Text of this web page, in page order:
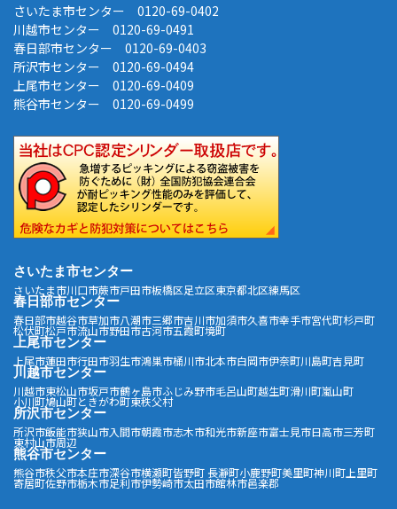
さいたま市センター 0120-69-0402
川越市センター 0120-69-0491
春日部市センター 0120-69-0403
所沢市センター 0120-69-0494
上尾市センター 0120-69-0409
熊谷市センター 0120-69-0499
さいたま市センター
さいたま市川口市蕨市戸田市板橋区足立区東京都北区練馬区
春日部市センター
春日部市越谷市草加市八潮市三郷市吉川市加須市久喜市幸手市宮代町杉戸町
松伏町松戸市流山市野田市古河市五霞町境町
上尾市センター
上尾市蓮田市行田市羽生市鴻巣市桶川市北本市白岡市伊奈町川島町吉見町
川越市センター
川越市東松山市坂戸市鶴ヶ島市ふじみ野市毛呂山町越生町滑川町嵐山町
小川町鳩山町ときがわ町東秩父村
所沢市センター
所沢市飯能市狭山市入間市朝霞市志木市和光市新座市富士見市日高市三芳町
東村山市周辺
熊谷市センター
熊谷市秩父市本庄市深谷市横瀬町皆野町 長瀞町小鹿野町美里町神川町 上里町
寄居町佐野市栃木市足利市伊勢崎市太田市館林市邑楽郡